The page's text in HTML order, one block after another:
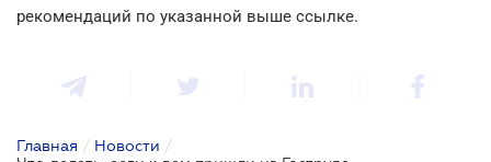
рекомендаций по указанной выше ссылке.
Главная / Новости /